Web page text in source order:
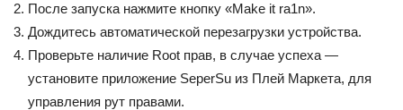
После запуска нажмите кнопку «Make it ra1n».
Дождитесь автоматической перезагрузки устройства.
Проверьте наличие Root прав, в случае успеха —
установите приложение SeperSu из Плей Маркета, для
управления рут правами.